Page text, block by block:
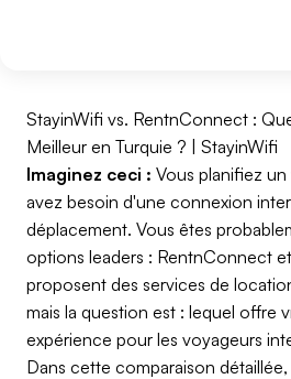
StayinWifi vs. RentnConnect :
Meilleur en Turquie ? | StayinWifi
Imaginez ceci : Vous planifiez
avez besoin d'une connexion
déplacement. Vous êtes
options leaders : RentnConnect
proposent des services de
mais la question est : lequel offre
expérience pour les voyageurs
Dans cette comparaison